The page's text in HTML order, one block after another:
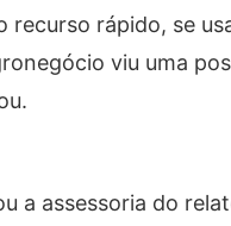
recurso rápido, se
viu uma
a assessoria do